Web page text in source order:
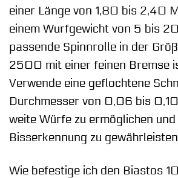
einer Länge von 1,80 bis 2,40
einem Wurfgewicht von 5 bis
passende Spinnrolle in der
2500 mit einer feinen Bremse
Verwende eine geflochtene
Durchmesser von 0,06 bis
weite Würfe zu ermöglichen
Bisserkennung zu
Wie befestige ich den Biastos